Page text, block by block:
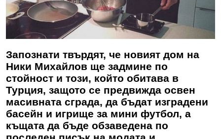
Запознати твърдят, че новият дом на
Ники Михайлов ще задмине по
стойност и този, който обитава в
Турция, защото се предвижда освен
масивната сграда, да бъдат изградени
басейн и игрище за мини футбол, а
къщата да бъде обзаведена по